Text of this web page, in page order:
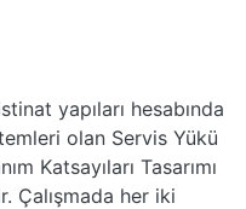
yapıları hesabında
olan Servis Yükü
Katsayıları Tasarımı
Çalışmada her iki